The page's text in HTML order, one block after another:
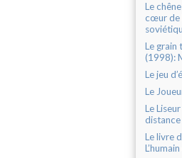
Le
cœur de
Le grain
(1998):
Le jeu
Le
Le
distance
Le livre